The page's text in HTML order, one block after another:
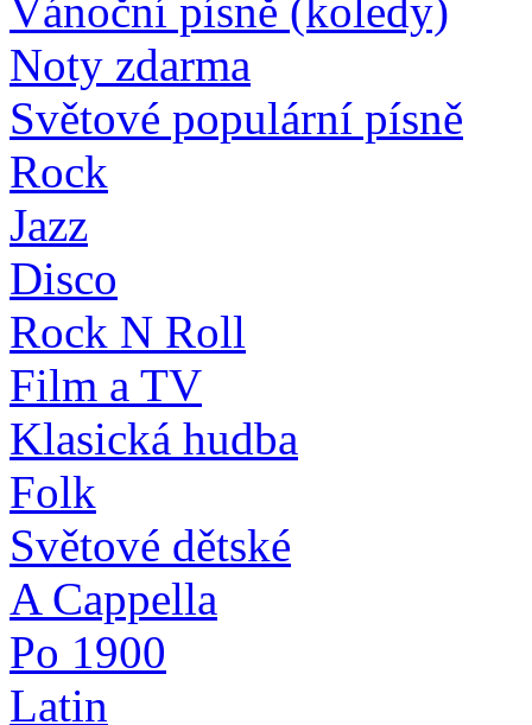
Vánoční písně (koledy)
Noty zdarma
Světové populární písně
Rock
Jazz
Disco
Rock N Roll
Film a TV
Klasická hudba
Folk
Světové dětské
A Cappella
Po 1900
Latin